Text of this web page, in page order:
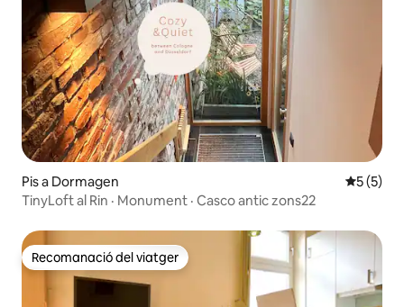
Pis a Dormagen 5 de
5 (5)
TinyLoft al Rin · Monument · Casco antic zons22
Recomanació del viatger
Recomanació del viatger